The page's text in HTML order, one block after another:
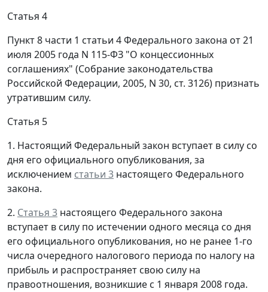
Статья 4
Пункт 8 части 1 статьи 4 Федерального закона от 21
июля 2005 года N 115-ФЗ "О концессионных
соглашениях" (Собрание законодательства
Российской Федерации, 2005, N 30, ст. 3126) признать
утратившим силу.
Статья 5
1. Настоящий Федеральный закон вступает в силу со
дня его официального опубликования, за
исключением статьи 3 настоящего Федерального
закона.
2. Статья 3 настоящего Федерального закона
вступает в силу по истечении одного месяца со дня
его официального опубликования, но не ранее 1-го
числа очередного налогового периода по налогу на
прибыль и распространяет свою силу на
правоотношения, возникшие с 1 января 2008 года.